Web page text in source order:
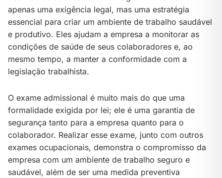
apenas uma exigência legal, mas uma estratégia
essencial para criar um ambiente de trabalho saudável
e produtivo. Eles ajudam a empresa a monitorar as
condições de saúde de seus colaboradores e, ao
mesmo tempo, a manter a conformidade com a
legislação trabalhista.
O exame admissional é muito mais do que uma
formalidade exigida por lei; ele é uma garantia de
segurança tanto para a empresa quanto para o
colaborador. Realizar esse exame, junto com outros
exames ocupacionais, demonstra o compromisso da
empresa com um ambiente de trabalho seguro e
saudável, além de ser uma medida preventiva